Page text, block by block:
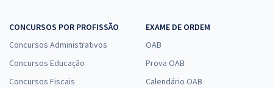
CONCURSOS POR PROFISSÃO
Concursos Administrativos
Concursos Educação
Concursos Fiscais
EXAME DE ORDEM
OAB
Prova OAB
Calendário OAB